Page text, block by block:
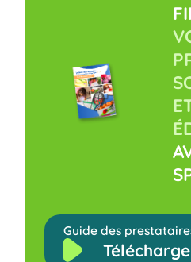
Guide des